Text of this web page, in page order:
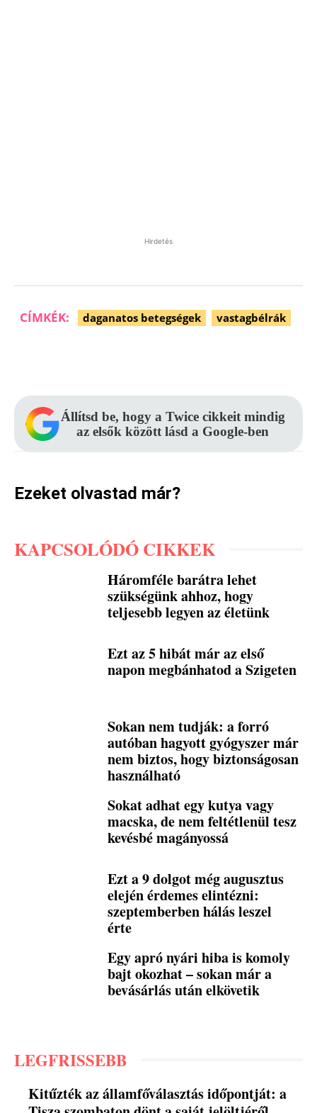
Hirdetés
CÍMKÉK: daganatos betegségek vastagbélrák
Állítsd be, hogy a Twice cikkeit mindig
az elsők között lásd a Google-ben
Ezeket olvastad már?
KAPCSOLÓDÓ CIKKEK
Háromféle barátra lehet
szükségünk ahhoz, hogy
teljesebb legyen az életünk
Ezt az 5 hibát már az első
napon megbánhatod a Szigeten
Sokan nem tudják: a forró
autóban hagyott gyógyszer már
nem biztos, hogy biztonságosan
használható
Sokat adhat egy kutya vagy
macska, de nem feltétlenül tesz
kevésbé magányossá
Ezt a 9 dolgot még augusztus
elején érdemes elintézni:
szeptemberben hálás leszel
érte
Egy apró nyári hiba is komoly
bajt okozhat – sokan már a
bevásárlás után elkövetik
LEGFRISSEBB
Kitűzték az államfőválasztás időpontját: a